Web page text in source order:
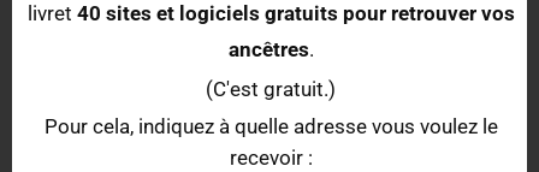
Autres ressources pour les recherches
Pour retrouver des photos anciennes de l'Aube, plusieurs sites
proposent des collections de cartes postales anciennes :
livret 40 sites et logiciels gratuits pour retrouver vos
ancêtres.
(C'est gratuit.)
Pour cela, indiquez à quelle adresse vous voulez le
recevoir :